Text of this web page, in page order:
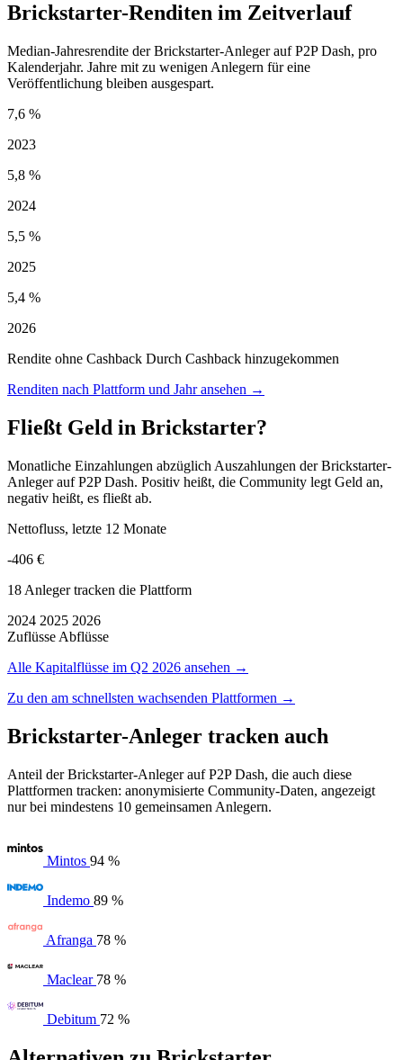
Brickstarter-Renditen im Zeitverlauf
Median-Jahresrendite der Brickstarter-Anleger auf P2P Dash, pro
Kalenderjahr. Jahre mit zu wenigen Anlegern für eine
Veröffentlichung bleiben ausgespart.
7,6 %
2023
5,8 %
2024
5,5 %
2025
5,4 %
2026
Rendite ohne Cashback Durch Cashback hinzugekommen
Renditen nach Plattform und Jahr ansehen →
Fließt Geld in Brickstarter?
Monatliche Einzahlungen abzüglich Auszahlungen der Brickstarter-
Anleger auf P2P Dash. Positiv heißt, die Community legt Geld an,
negativ heißt, es fließt ab.
Nettofluss, letzte 12 Monate
-406 €
18 Anleger tracken die Plattform
2024 2025 2026
Zuflüsse Abflüsse
Alle Kapitalflüsse im Q2 2026 ansehen →
Zu den am schnellsten wachsenden Plattformen →
Brickstarter-Anleger tracken auch
Anteil der Brickstarter-Anleger auf P2P Dash, die auch diese
Plattformen tracken: anonymisierte Community-Daten, angezeigt
nur bei mindestens 10 gemeinsamen Anlegern.
Mintos 94 %
Indemo 89 %
Afranga 78 %
Maclear 78 %
Debitum 72 %